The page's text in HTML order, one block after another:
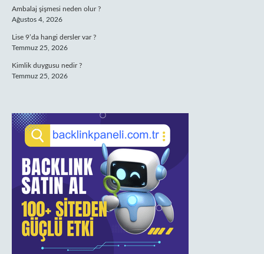
Ambalaj şişmesi neden olur ?
Ağustos 4, 2026
Lise 9’da hangi dersler var ?
Temmuz 25, 2026
Kimlik duygusu nedir ?
Temmuz 25, 2026